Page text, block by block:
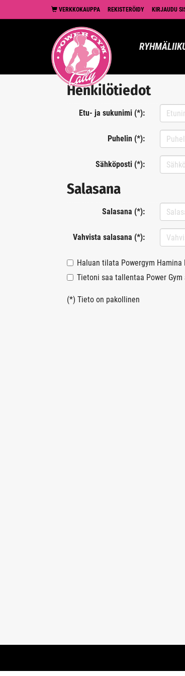
VERKKOKAUPPA REKISTERÖIDY KIRJAUDU
Henkilötiedot
Etu- ja sukunimi (*):
Puhelin (*):
Sähköposti (*):
Salasana
Salasana (*):
Vahvista salasana (*):
Haluan tilata Powergym
Tietoni saa tallentaa Power
(*) Tieto on pakollinen